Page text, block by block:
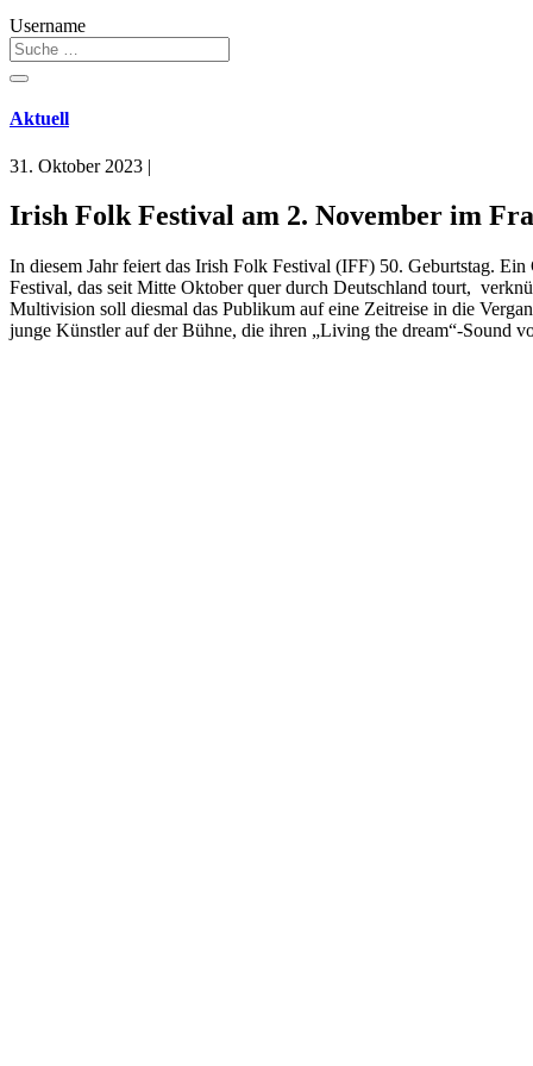
Username
Aktuell
31. Oktober 2023 |
Irish Folk Festival am 2. November im
In diesem Jahr feiert das Irish Folk Festival (IFF) 50. Geburtstag.
Festival, das seit Mitte Oktober quer durch Deutschland tourt,
Multivision soll diesmal das Publikum auf eine Zeitreise in die
junge Künstler auf der Bühne, die ihren „Living the dream“-Sound